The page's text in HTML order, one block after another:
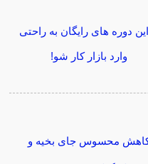
این دوره های رایگان به راحتی
وارد بازار کار شو!
محسوس جای بخیه و